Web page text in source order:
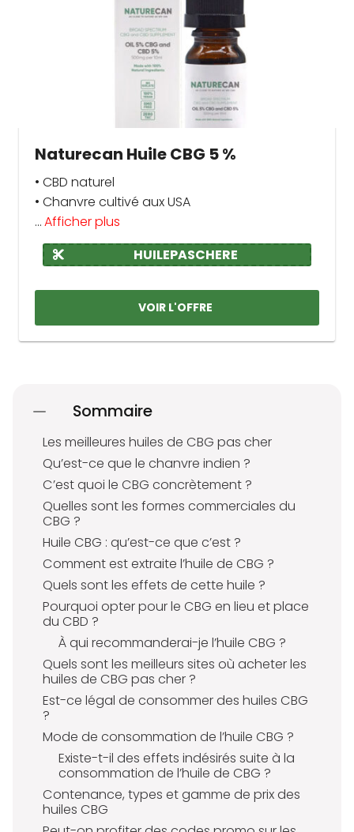
Naturecan Huile CBG 5 %
• CBD naturel
• Chanvre cultivé aux USA
...Afficher plus
HUILEPASCHERE
VOIR L'OFFRE
Sommaire
Les meilleures huiles de CBG pas cher
Qu’est-ce que le chanvre indien ?
C’est quoi le CBG concrètement ?
Quelles sont les formes commerciales du
CBG ?
Huile CBG : qu’est-ce que c’est ?
Comment est extraite l’huile de CBG ?
Quels sont les effets de cette huile ?
Pourquoi opter pour le CBG en lieu et place
du CBD ?
À qui recommanderai-je l’huile CBG ?
Quels sont les meilleurs sites où acheter les
huiles de CBG pas cher ?
Est-ce légal de consommer des huiles CBG
?
Mode de consommation de l’huile CBG ?
Existe-t-il des effets indésirés suite à la
consommation de l’huile de CBG ?
Contenance, types et gamme de prix des
huiles CBG